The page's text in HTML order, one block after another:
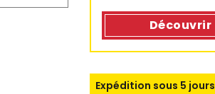
Découvrir
Expédition sous 5 jours